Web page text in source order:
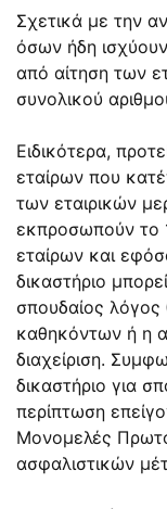
Σχετικά με την
όσων ήδη
από αίτηση των
συνολικού
Ειδικότερα,
εταίρων που
των εταιρικών
εκπροσωπούν το
εταίρων και
δικαστήριο
σπουδαίος λόγος
καθηκόντων ή η
διαχείριση.
δικαστήριο για
περίπτωση
Μονομελές
ασφαλιστικών